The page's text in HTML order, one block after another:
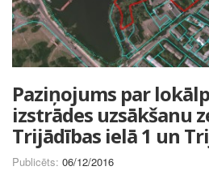
Paziņojums par
izstrādes uzsākšanu
Trijādības ielā 1 un
Publicēts: 06/12/2016